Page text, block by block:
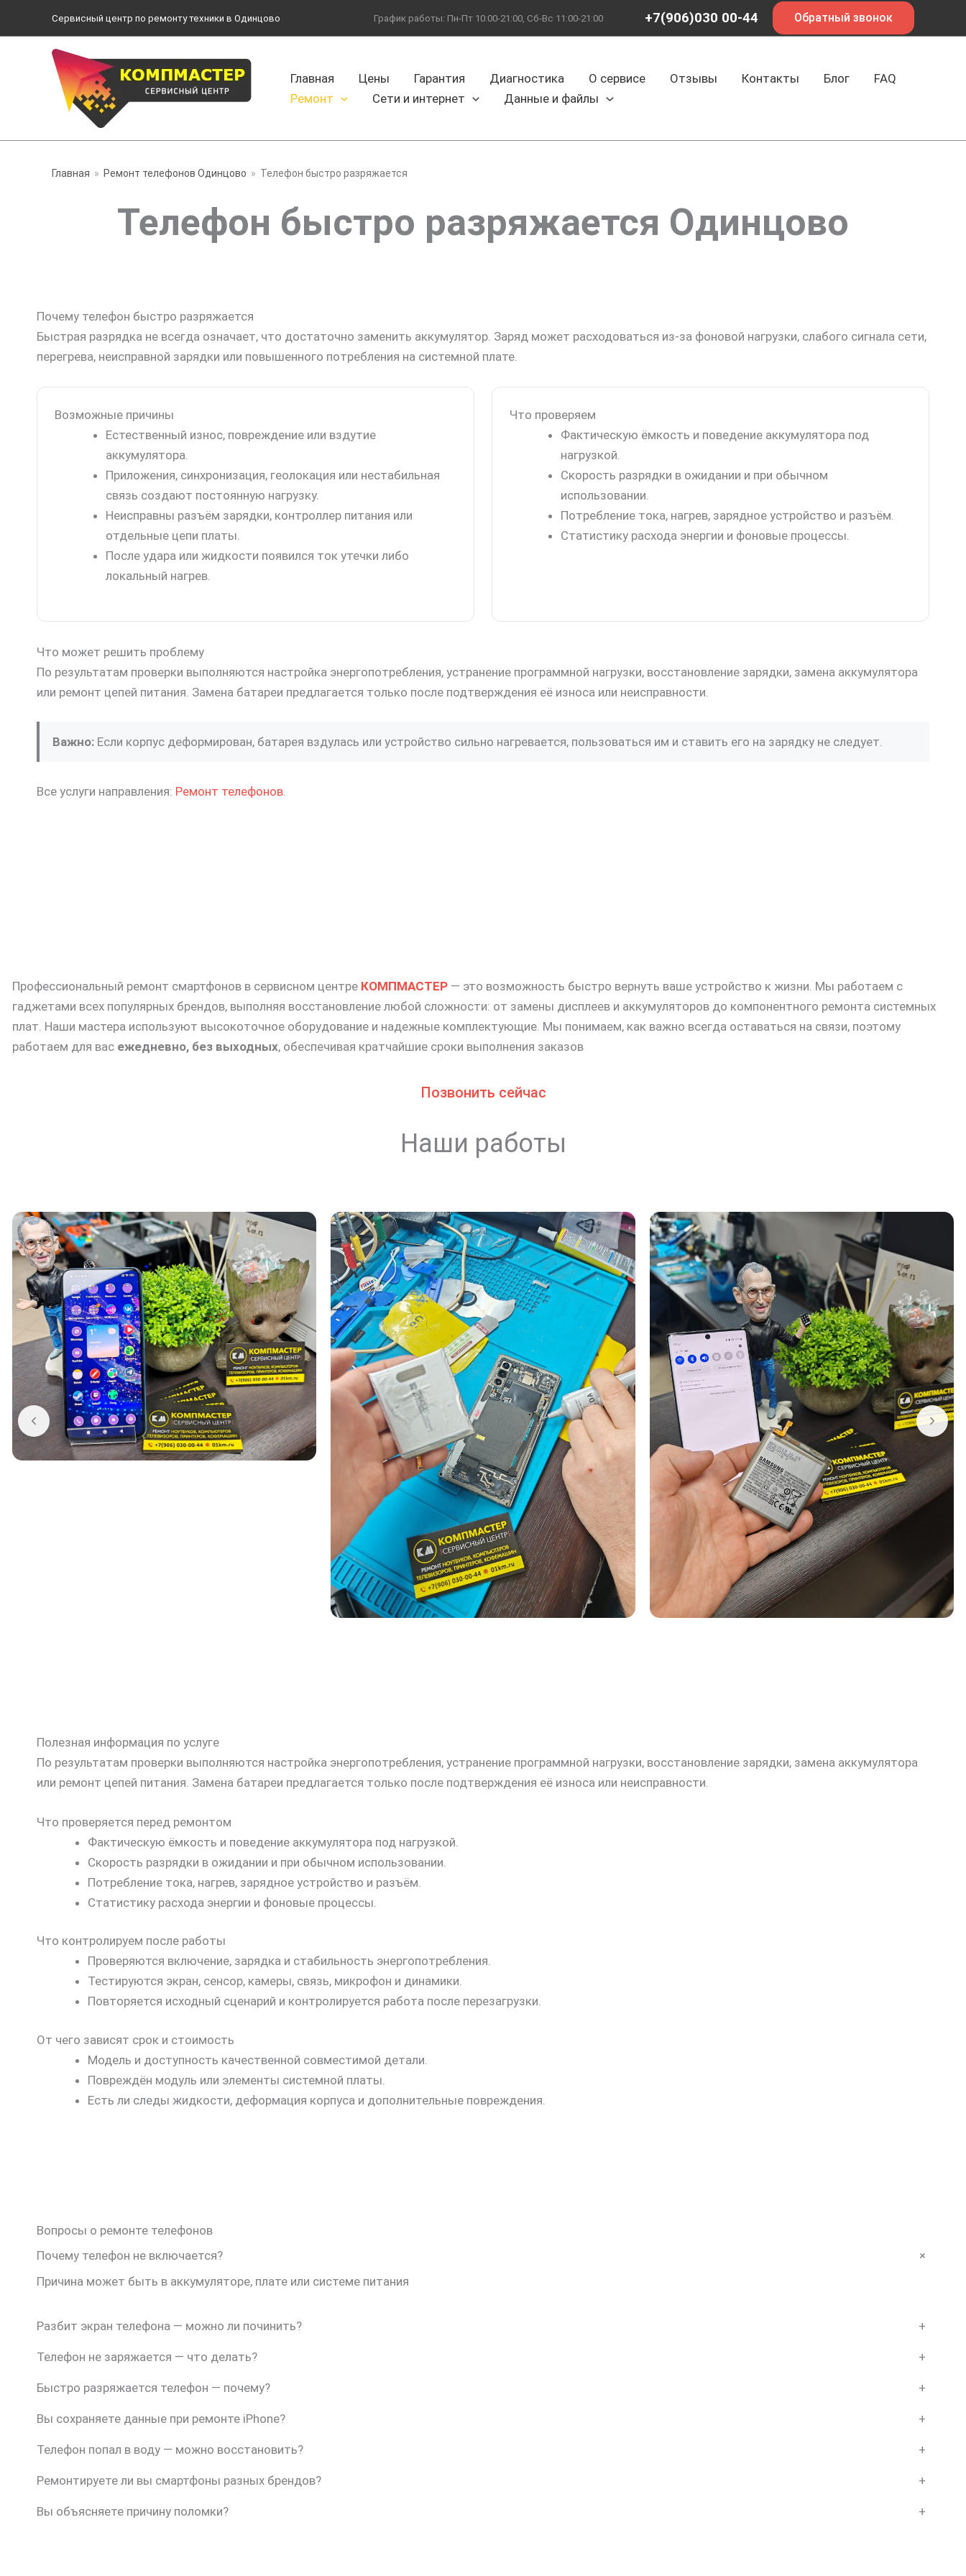
содержимому
Сервисный центр по ремонту техники в Одинцово График работы: Пн-Пт 10:00-21:00, Сб-Вс 11:00-21:00 +7(906)030 00-44 Обратный звонок
Главная Цены Гарантия Диагностика О сервисе Отзывы Контакты Блог
FAQ
Ремонт
Сети и интернет Данные и файлы
Главная Ремонт телефонов Одинцово Телефон быстро разряжается
Телефон быстро разряжается Одинцово
Почему телефон быстро разряжается
Быстрая разрядка не всегда означает, что достаточно заменить аккумулятор. Заряд может расходоваться из-за фоновой нагрузки, слабого сигнала сети,
перегрева, неисправной зарядки или повышенного потребления на системной плате.
Возможные причины
Естественный износ, повреждение или вздутие
аккумулятора.
Приложения, синхронизация, геолокация или нестабильная
связь создают постоянную нагрузку.
Неисправны разъём зарядки, контроллер питания или
отдельные цепи платы.
После удара или жидкости появился ток утечки либо
локальный нагрев.
Что проверяем
Фактическую ёмкость и поведение аккумулятора под
нагрузкой.
Скорость разрядки в ожидании и при обычном
использовании.
Потребление тока, нагрев, зарядное устройство и разъём.
Статистику расхода энергии и фоновые процессы.
Что может решить проблему
По результатам проверки выполняются настройка энергопотребления, устранение программной нагрузки, восстановление зарядки, замена аккумулятора
или ремонт цепей питания. Замена батареи предлагается только после подтверждения её износа или неисправности.
Важно: Если корпус деформирован, батарея вздулась или устройство сильно нагревается, пользоваться им и ставить его на зарядку не следует.
Все услуги направления: Ремонт телефонов.
Профессиональный ремонт смартфонов в сервисном центре КОМПМАСТЕР — это возможность быстро вернуть ваше устройство к жизни. Мы работаем с
гаджетами всех популярных брендов, выполняя восстановление любой сложности: от замены дисплеев и аккумуляторов до компонентного ремонта системных
плат. Наши мастера используют высокоточное оборудование и надежные комплектующие. Мы понимаем, как важно всегда оставаться на связи, поэтому
работаем для вас ежедневно, без выходных, обеспечивая кратчайшие сроки выполнения заказов
Позвонить сейчас
Наши работы
Полезная информация по услуге
По результатам проверки выполняются настройка энергопотребления, устранение программной нагрузки, восстановление зарядки, замена аккумулятора
или ремонт цепей питания. Замена батареи предлагается только после подтверждения её износа или неисправности.
Что проверяется перед ремонтом
Фактическую ёмкость и поведение аккумулятора под нагрузкой.
Скорость разрядки в ожидании и при обычном использовании.
Потребление тока, нагрев, зарядное устройство и разъём.
Статистику расхода энергии и фоновые процессы.
Что контролируем после работы
Проверяются включение, зарядка и стабильность энергопотребления.
Тестируются экран, сенсор, камеры, связь, микрофон и динамики.
Повторяется исходный сценарий и контролируется работа после перезагрузки.
От чего зависят срок и стоимость
Модель и доступность качественной совместимой детали.
Повреждён модуль или элементы системной платы.
Есть ли следы жидкости, деформация корпуса и дополнительные повреждения.
Вопросы о ремонте телефонов
Почему телефон не включается?
+
Причина может быть в аккумуляторе, плате или системе питания
Разбит экран телефона — можно ли починить? +
Телефон не заряжается — что делать? +
Быстро разряжается телефон — почему? +
Вы сохраняете данные при ремонте iPhone? +
Телефон попал в воду — можно восстановить? +
Ремонтируете ли вы смартфоны разных брендов? +
Вы объясняете причину поломки? +
скидку 30%